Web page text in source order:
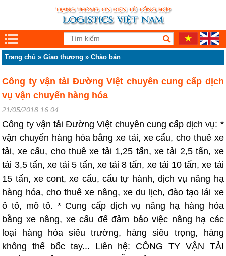
Trang chủ »Giao thương »Chào bán
Công ty vận tải Đường Việt chuyên cung cấp dịch
vụ vận chuyển hàng hóa
21/05/2018 16:04
Công ty vận tải Đường Việt chuyên cung cấp dịch vụ: *
vận chuyển hàng hóa bằng xe tải, xe cẩu, cho thuê xe
tải, xe cẩu, cho thuê xe tải 1,25 tấn, xe tải 2,5 tấn, xe
tải 3,5 tấn, xe tải 5 tấn, xe tải 8 tấn, xe tải 10 tấn, xe tải
15 tấn, xe cont, xe cẩu, cẩu tự hành, dịch vụ nâng hạ
hàng hóa, cho thuê xe nâng, xe du lịch, đào tạo lái xe
ô tô, mô tô. * Cung cấp dịch vụ nâng hạ hàng hóa
bằng xe nâng, xe cẩu để đảm bảo việc nâng hạ các
loại hàng hóa siêu trường, hàng siêu trọng, hàng
không thể bốc tay... Liên hệ: CÔNG TY VẬN TẢI